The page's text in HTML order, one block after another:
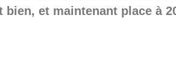
bien, et maintenant place à